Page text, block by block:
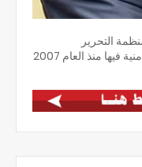
التحرير
الفلسطينية ورئيس الدائرة العسكرية والامنية فيها منذ العام 2007